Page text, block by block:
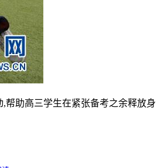
帮助高三学生在紧张备考之余释放身